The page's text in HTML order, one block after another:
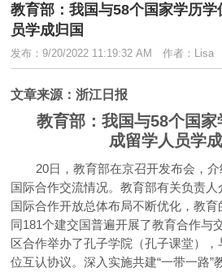
教育部：我国与58个国家学历
员学成归国
发布：9/20/2022 11:19:32 AM 作者：Lisa
文章来源：浙江日报
教育部：我国与58个国
成留学人员学
20日，教育部在京召开发布会，
国际合作交流情况。教育部有关负责
国际合作开放总体布局不断优化，教育
同181个建交国普遍开展了教育合作与
区合作举办了孔子学院（孔子课堂）
位互认协议。深入实施共建“一带一路”